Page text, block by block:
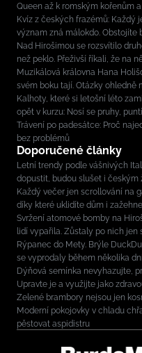
Queen až k romským kořenům
Kvíz z českých frazémů: Každý
význam zná málokdo. Obstojíte
Nad Hirošimou se rozsvítilo
než peklo. Přeživší říkali, že na
Muzikálová královna Hana
svém boku tají. Otázky ohledně
Kalhoty, které si letošní léto
opět v kurzu: Nosí se pruhy,
Trávení po padesátce: Proč
bez problémů
Doporučené články
Letní trendy podle vášnivých
dopustit, budou slušet i českým
Každý večer jen scrollování na
díky které uklidíte dům i
Svržení atomové bomby na
lidí vypařila. Zůstaly po nich jen
Rýpanec do Mety. Brýle
se vyprodaly během několika dní
Dýňová semínka nevyhazujte,
Upravte je a využijte jako
Zelené brambory nejsou jen
Moderní pokojovky v chladu
pěstovat aspidistru